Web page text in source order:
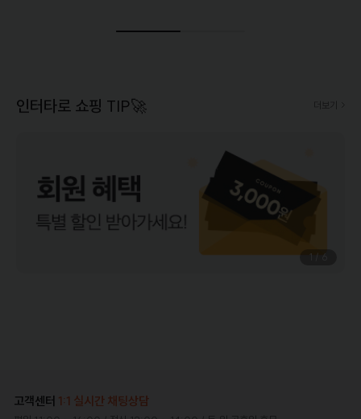
인터타로 쇼핑 TIP🚀 더보기
1 / 6
고객센터 1:1 실시간 채팅상담